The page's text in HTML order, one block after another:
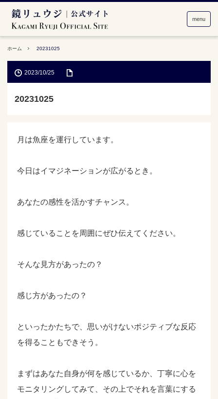
menu
ホーム 20231025
2023/10/25
20231025
月は魚座を運行しています。
今日はイマジネーションが広がるとき。
あなたの感性を活かすチャンス。
感じていることを周囲にぜひ伝えてください。
そんな見方があったの？
感じ方があったの？
といったかたちで、思いがけないポジティブな反応
を得ることもできそう。
まずはあなた自身が何を感じているか、丁寧に心を
モニタリングしてみて、その上でそれを言葉にする